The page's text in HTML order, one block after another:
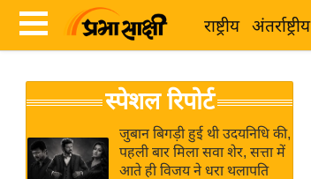
राष्ट्रीय अंतर्राष्ट्रीय
News
Hindi
ख
ब
स्पेशल रिपोर्ट
जुबान बिगड़ी हुई थी उदयनिधि की,
पहली बार मिला सवा शेर, सत्ता में
आते ही विजय ने धरा थलापति